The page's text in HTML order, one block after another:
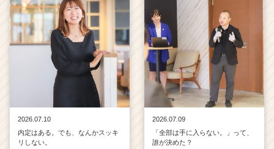
2026.07.10
内定はある。でも、なんかスッキ
リしない。
2026.07.09
「全部は手に入らない。」って、
誰が決めた？